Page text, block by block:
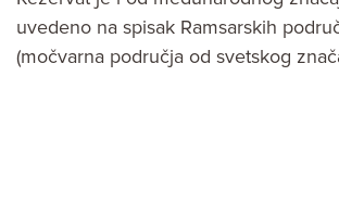
uvedeno na spisak Ramsarskih
(močvarna područja od svetskog